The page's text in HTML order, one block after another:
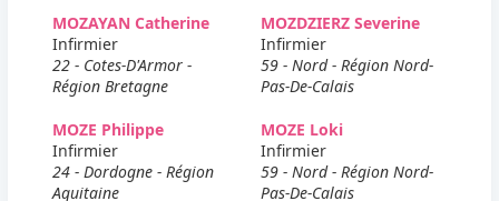
MOZAYAN Catherine
Infirmier
22 - Cotes-D'Armor -
Région Bretagne
MOZDZIERZ Severine
Infirmier
59 - Nord - Région Nord-
Pas-De-Calais
MOZE Philippe
Infirmier
24 - Dordogne - Région
Aquitaine
MOZE Loki
Infirmier
59 - Nord - Région Nord-
Pas-De-Calais